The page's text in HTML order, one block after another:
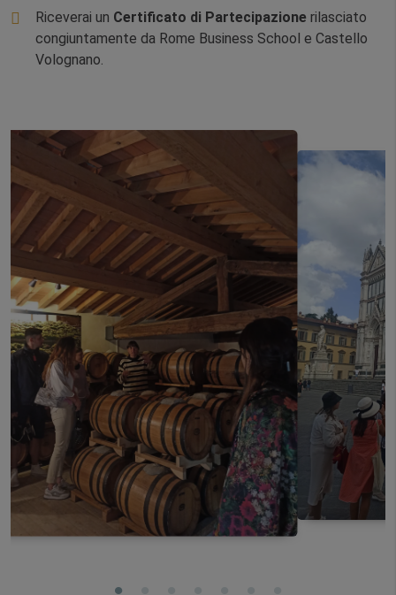
Riceverai un Certificato di Partecipazione rilasciato
congiuntamente da Rome Business School e Castello
Volognano.